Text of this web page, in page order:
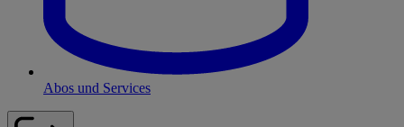
Abos und Services